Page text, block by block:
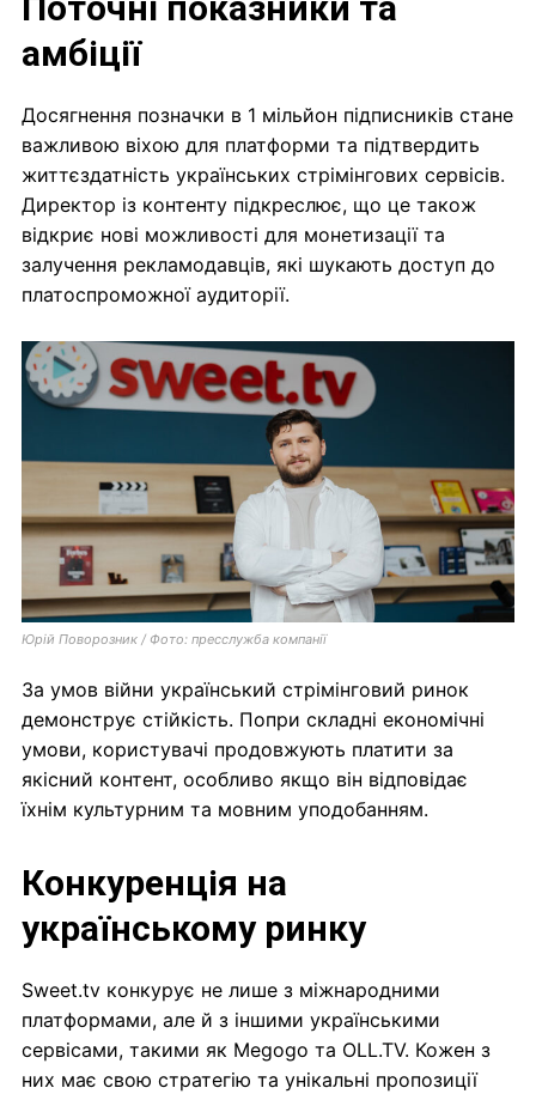
амбіції
Досягнення позначки в 1 мільйон підписників стане
важливою віхою для платформи та підтвердить
життєздатність українських стрімінгових сервісів.
Директор із контенту підкреслює, що це також
відкриє нові можливості для монетизації та
залучення рекламодавців, які шукають доступ до
платоспроможної аудиторії.
Юрій Поворозник / Фото: пресслужба компанії
За умов війни український стрімінговий ринок
демонструє стійкість. Попри складні економічні
умови, користувачі продовжують платити за
якісний контент, особливо якщо він відповідає
їхнім культурним та мовним уподобанням.
Конкуренція на
українському ринку
Sweet.tv конкурує не лише з міжнародними
платформами, але й з іншими українськими
сервісами, такими як Megogo та OLL.TV. Кожен з
них має свою стратегію та унікальні пропозиції